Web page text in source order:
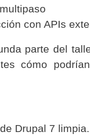
con APIs
parte del
cómo
Drupal 7 limpia.